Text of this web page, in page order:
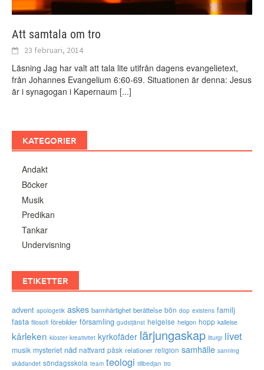
Att samtala om tro
23 februari, 2014
Läsning Jag har valt att tala lite utifrån dagens evangelietext,
från Johannes Evangelium 6:60-69. Situationen är denna: Jesus
är i synagogan i Kapernaum [...]
KATEGORIER
Andakt
Böcker
Musik
Predikan
Tankar
Undervisning
ETIKETTER
advent apologetik askes barmhärtighet berättelse bön dop existens familj
fasta filosofi förebilder församling gudstjänst helgelse helgon hopp kallelse
kärleken kloster kreativitet kyrkofäder lärjungaskap liturgi livet
musik mysteriet nåd nattvard påsk relationer religion samhälle sanning
skådandet söndagsskola team teologi tillbedjan tro